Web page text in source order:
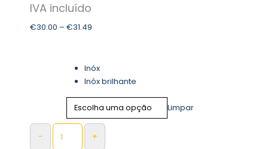
€30.00 – €31.49
Inóx
Inóx brilhante
Limpar
- +